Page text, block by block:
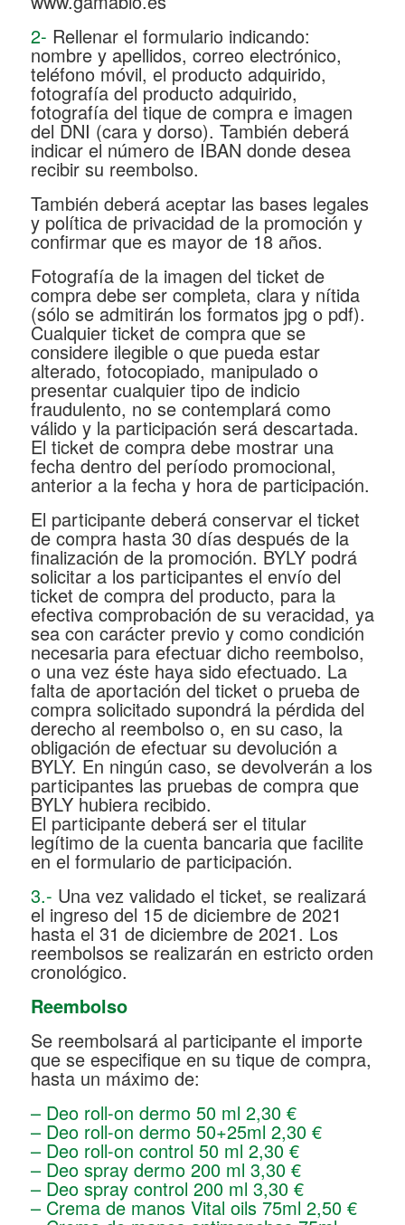
2- Rellenar el formulario indicando:
nombre y apellidos, correo electrónico,
teléfono móvil, el producto adquirido,
fotografía del producto adquirido,
fotografía del tique de compra e imagen
del DNI (cara y dorso). También deberá
indicar el número de IBAN donde desea
recibir su reembolso.
También deberá aceptar las bases legales
y política de privacidad de la promoción y
confirmar que es mayor de 18 años.
Fotografía de la imagen del ticket de
compra debe ser completa, clara y nítida
(sólo se admitirán los formatos jpg o pdf).
Cualquier ticket de compra que se
considere ilegible o que pueda estar
alterado, fotocopiado, manipulado o
presentar cualquier tipo de indicio
fraudulento, no se contemplará como
válido y la participación será descartada.
El ticket de compra debe mostrar una
fecha dentro del período promocional,
anterior a la fecha y hora de participación.
El participante deberá conservar el ticket
de compra hasta 30 días después de la
finalización de la promoción. BYLY podrá
solicitar a los participantes el envío del
ticket de compra del producto, para la
efectiva comprobación de su veracidad, ya
sea con carácter previo y como condición
necesaria para efectuar dicho reembolso,
o una vez éste haya sido efectuado. La
falta de aportación del ticket o prueba de
compra solicitado supondrá la pérdida del
derecho al reembolso o, en su caso, la
obligación de efectuar su devolución a
BYLY. En ningún caso, se devolverán a los
participantes las pruebas de compra que
BYLY hubiera recibido.
El participante deberá ser el titular
legítimo de la cuenta bancaria que facilite
en el formulario de participación.
3.- Una vez validado el ticket, se realizará
el ingreso del 15 de diciembre de 2021
hasta el 31 de diciembre de 2021. Los
reembolsos se realizarán en estricto orden
cronológico.
Reembolso
Se reembolsará al participante el importe
que se especifique en su tique de compra,
hasta un máximo de:
– Deo roll-on dermo 50 ml 2,30 €
– Deo roll-on dermo 50+25ml 2,30 €
– Deo roll-on control 50 ml 2,30 €
– Deo spray dermo 200 ml 3,30 €
– Deo spray control 200 ml 3,30 €
– Crema de manos Vital oils 75ml 2,50 €